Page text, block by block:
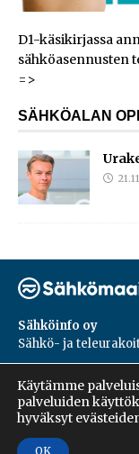
D1-käsikirjassa
sähköasennusten
=>
SÄHKÖALAN
Sähköinfo oy
Sähkö- ja
PL 55, 02601, Espoo
Harakantie 18 B
09 5476 1422
Käytämme
palveluiden
hyväksyt
OK